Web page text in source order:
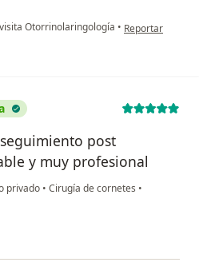
Otorrinolaringología • en opinión del
Reportar
post
y muy profesional
privado • Cirugía de cornetes •